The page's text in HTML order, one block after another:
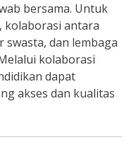
bersama. Untuk
kolaborasi antara
dan lembaga
kolaborasi
dapat
akses dan kualitas